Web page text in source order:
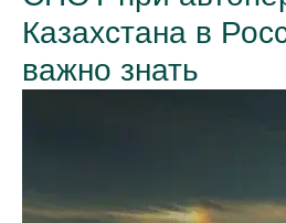
Казахстана в
важно знать